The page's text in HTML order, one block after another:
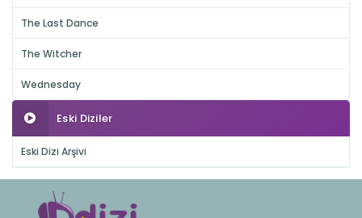
The Last Dance
The Witcher
Wednesday
Eski Diziler
Eski Dizi Arşivi